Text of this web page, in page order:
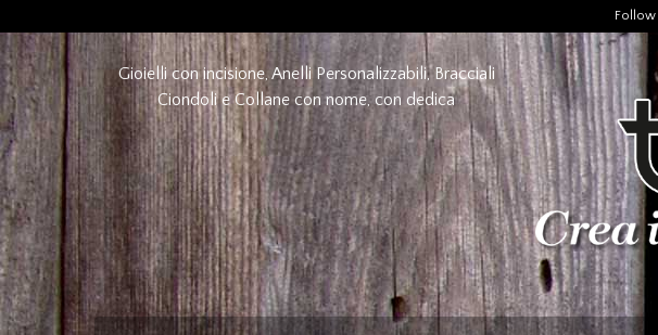
Follow
Gioielli con incisione, Anelli Personalizzabili, Bracciali
Ciondoli e Collane con nome, con dedica